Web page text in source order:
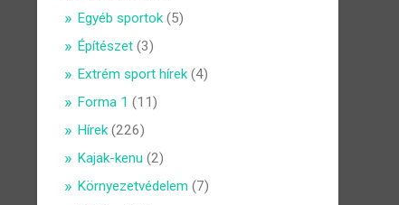
Egyéb sportok(5)
Építészet (3)
Extrém sport hírek(4)
Forma 1 (11)
Hírek(226)
Kajak-kenu (2)
Környezetvédelem (7)